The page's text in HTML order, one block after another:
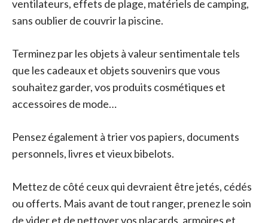
ventilateurs, effets de plage, matériels de camping,
sans oublier de couvrir la piscine.
Terminez par les objets à valeur sentimentale tels
que les cadeaux et objets souvenirs que vous
souhaitez garder, vos produits cosmétiques et
accessoires de mode…
Pensez également à trier vos papiers, documents
personnels, livres et vieux bibelots.
Mettez de côté ceux qui devraient être jetés, cédés
ou offerts. Mais avant de tout ranger, prenez le soin
de vider et de nettoyer vos placards, armoires et